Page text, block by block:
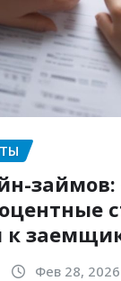
займов:
к
Фев 28, 2026